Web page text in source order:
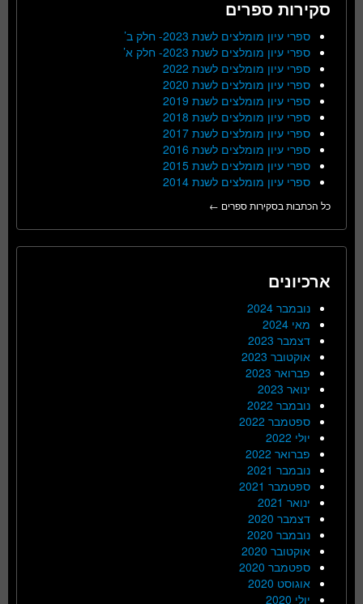
סקירות ספרים
ספרי עיון מומלצים לשנת 2023- חלק ב’
ספרי עיון מומלצים לשנת 2023- חלק א’
ספרי עיון מומלצים לשנת 2022
ספרי עיון מומלצים לשנת 2020
ספרי עיון מומלצים לשנת 2019
ספרי עיון מומלצים לשנת 2018
ספרי עיון מומלצים לשנת 2017
ספרי עיון מומלצים לשנת 2016
ספרי עיון מומלצים לשנת 2015
ספרי עיון מומלצים לשנת 2014
כל הכתבות בסקירות ספרים ←
ארכיונים
נובמבר 2024
מאי 2024
דצמבר 2023
אוקטובר 2023
פברואר 2023
ינואר 2023
נובמבר 2022
ספטמבר 2022
יולי 2022
פברואר 2022
נובמבר 2021
ספטמבר 2021
ינואר 2021
דצמבר 2020
נובמבר 2020
אוקטובר 2020
ספטמבר 2020
אוגוסט 2020
יולי 2020